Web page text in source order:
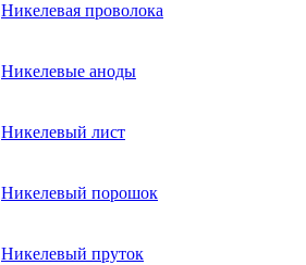
Никелевая проволока
Никелевые аноды
Никелевый лист
Никелевый порошок
Никелевый пруток